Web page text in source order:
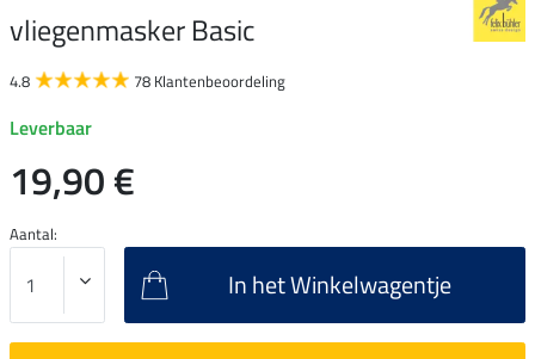
vliegenmasker Basic
4.8 78 Klantenbeoordeling
Leverbaar
19,90 €
Aantal:
In het Winkelwagentje